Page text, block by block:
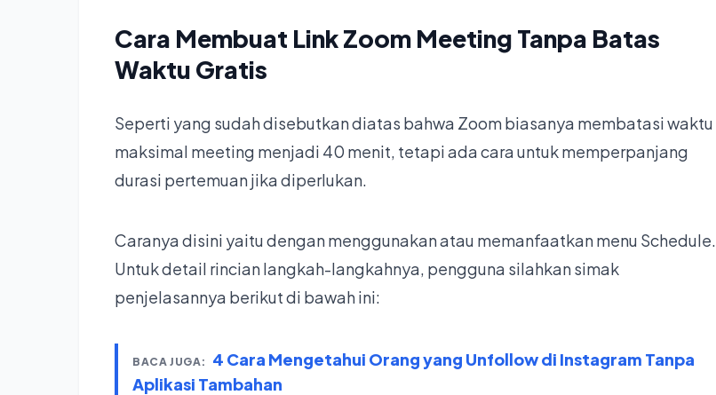
Cara Membuat Link Zoom Meeting Tanpa Batas
Waktu Gratis
Seperti yang sudah disebutkan diatas bahwa Zoom biasanya membatasi waktu
maksimal meeting menjadi 40 menit, tetapi ada cara untuk memperpanjang
durasi pertemuan jika diperlukan.
Caranya disini yaitu dengan menggunakan atau memanfaatkan menu Schedule.
Untuk detail rincian langkah-langkahnya, pengguna silahkan simak
penjelasannya berikut di bawah ini:
BACA JUGA:
4 Cara Mengetahui Orang yang Unfollow di Instagram Tanpa
Aplikasi Tambahan